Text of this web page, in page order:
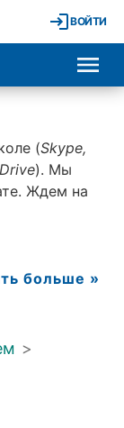
ВОЙТИ
(Skype,
). Мы
Ждем на
больше »
>